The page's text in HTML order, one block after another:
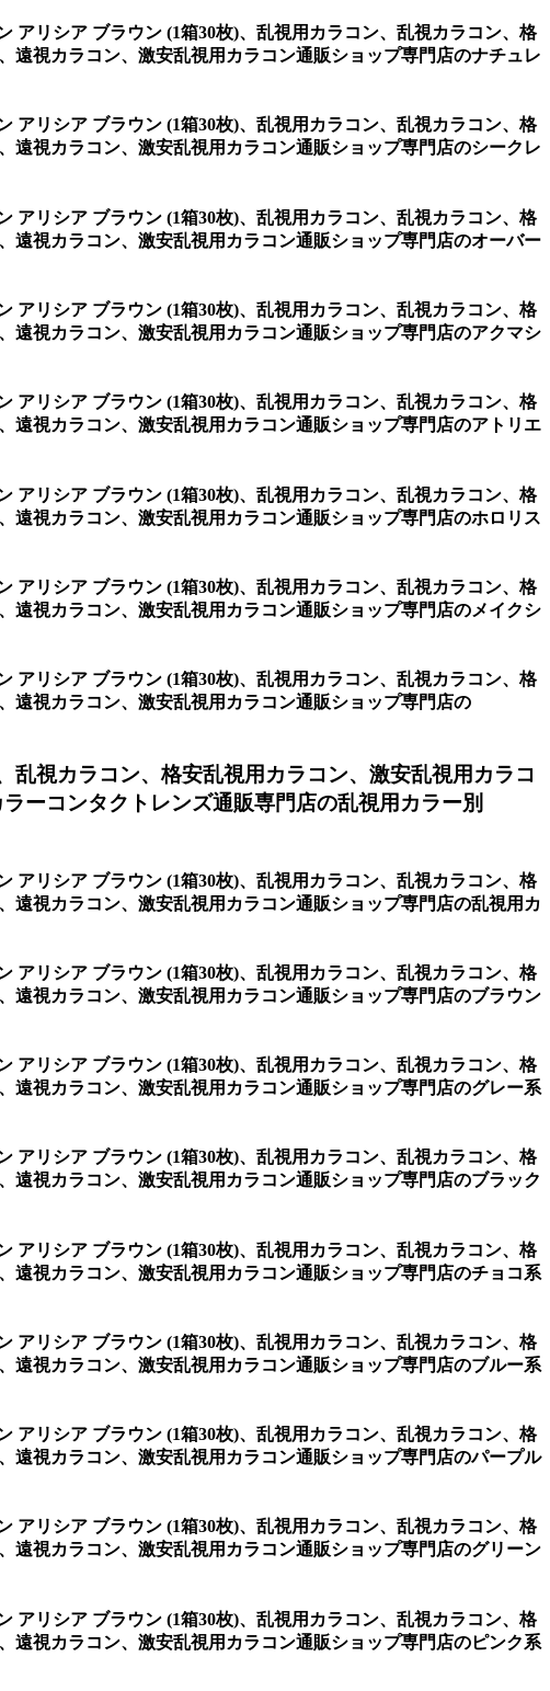
アリシア ブラウン (1箱30枚)、乱視用カラコン、乱視カラコン、格
視カラコン、激安乱視用カラコン通販ショップ専門店のナチュレ
アリシア ブラウン (1箱30枚)、乱視用カラコン、乱視カラコン、格
視カラコン、激安乱視用カラコン通販ショップ専門店のシークレ
アリシア ブラウン (1箱30枚)、乱視用カラコン、乱視カラコン、格
視カラコン、激安乱視用カラコン通販ショップ専門店のオーバー
アリシア ブラウン (1箱30枚)、乱視用カラコン、乱視カラコン、格
視カラコン、激安乱視用カラコン通販ショップ専門店のアクマシ
アリシア ブラウン (1箱30枚)、乱視用カラコン、乱視カラコン、格
視カラコン、激安乱視用カラコン通販ショップ専門店のアトリエ
アリシア ブラウン (1箱30枚)、乱視用カラコン、乱視カラコン、格
視カラコン、激安乱視用カラコン通販ショップ専門店のホロリス
アリシア ブラウン (1箱30枚)、乱視用カラコン、乱視カラコン、格
視カラコン、激安乱視用カラコン通販ショップ専門店のメイクシ
アリシア ブラウン (1箱30枚)、乱視用カラコン、乱視カラコン、格
遠視カラコン、激安乱視用カラコン通販ショップ専門店の
乱視カラコン、格安乱視用カラコン、激安乱視用カラコ
ーコンタクトレンズ通販専門店の乱視用カラー別
アリシア ブラウン (1箱30枚)、乱視用カラコン、乱視カラコン、格
視カラコン、激安乱視用カラコン通販ショップ専門店の乱視用カ
アリシア ブラウン (1箱30枚)、乱視用カラコン、乱視カラコン、格
視カラコン、激安乱視用カラコン通販ショップ専門店のブラウン
アリシア ブラウン (1箱30枚)、乱視用カラコン、乱視カラコン、格
視カラコン、激安乱視用カラコン通販ショップ専門店のグレー系
アリシア ブラウン (1箱30枚)、乱視用カラコン、乱視カラコン、格
視カラコン、激安乱視用カラコン通販ショップ専門店のブラック
アリシア ブラウン (1箱30枚)、乱視用カラコン、乱視カラコン、格
視カラコン、激安乱視用カラコン通販ショップ専門店のチョコ系
アリシア ブラウン (1箱30枚)、乱視用カラコン、乱視カラコン、格
視カラコン、激安乱視用カラコン通販ショップ専門店のブルー系
アリシア ブラウン (1箱30枚)、乱視用カラコン、乱視カラコン、格
視カラコン、激安乱視用カラコン通販ショップ専門店のパープル
アリシア ブラウン (1箱30枚)、乱視用カラコン、乱視カラコン、格
視カラコン、激安乱視用カラコン通販ショップ専門店のグリーン
アリシア ブラウン (1箱30枚)、乱視用カラコン、乱視カラコン、格
視カラコン、激安乱視用カラコン通販ショップ専門店のピンク系